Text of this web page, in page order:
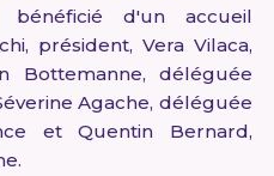
d'un accueil
président, Vera Vilaca,
Bottemanne, déléguée
Agache, déléguée
et Quentin Bernard,